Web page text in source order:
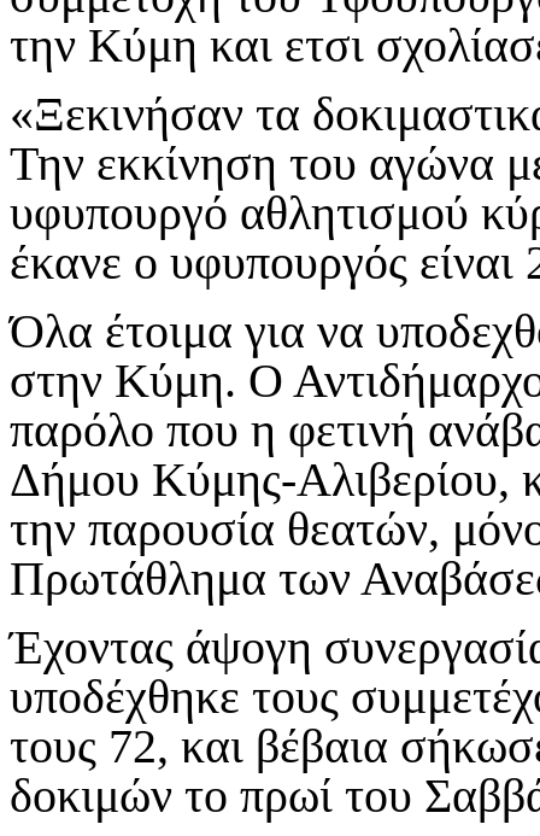
την Κύμη και ετσι
«Ξεκινήσαν τα
Την εκκίνηση του αγώνα
υφυπουργό αθλητισμού
έκανε ο υφυπουργός είναι
Όλα έτοιμα για να
στην Κύμη. Ο
παρόλο που η φετινή
Δήμου Κύμης-Αλιβερίου,
την παρουσία θεατών,
Πρωτάθλημα των
Έχοντας άψογη
υποδέχθηκε τους
τους 72, και βέβαια
δοκιμών το πρωί του